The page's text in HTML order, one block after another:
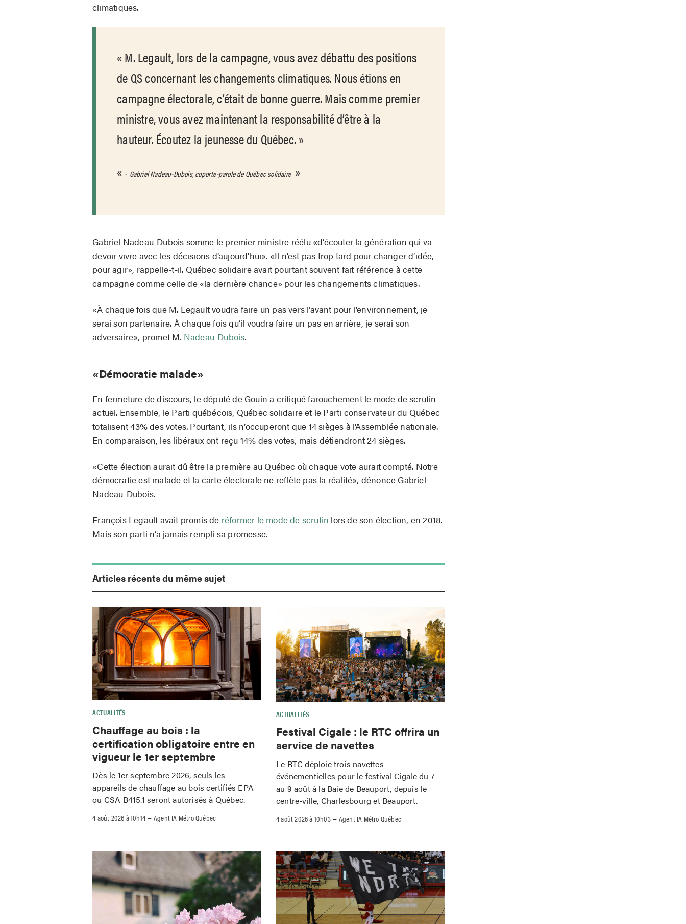
climatiques.
M. Legault, lors de la campagne, vous avez débattu des positions
de QS concernant les changements climatiques. Nous étions en
campagne électorale, c’était de bonne guerre. Mais comme premier
ministre, vous avez maintenant la responsabilité d’être à la
hauteur. Écoutez la jeunesse du Québec.
Gabriel Nadeau-Dubois, coporte-parole de Québec solidaire
Gabriel Nadeau-Dubois somme le premier ministre réélu «d’écouter la génération qui va
devoir vivre avec les décisions d’aujourd’hui». «Il n’est pas trop tard pour changer d’idée,
pour agir», rappelle-t-il. Québec solidaire avait pourtant souvent fait référence à cette
campagne comme celle de «la dernière chance» pour les changements climatiques.
«À chaque fois que M. Legault voudra faire un pas vers l’avant pour l’environnement, je
serai son partenaire. À chaque fois qu’il voudra faire un pas en arrière, je serai son
adversaire», promet M. Nadeau-Dubois.
«Démocratie malade»
En fermeture de discours, le député de Gouin a critiqué farouchement le mode de scrutin
actuel. Ensemble, le Parti québécois, Québec solidaire et le Parti conservateur du Québec
totalisent 43% des votes. Pourtant, ils n’occuperont que 14 sièges à l’Assemblée nationale.
En comparaison, les libéraux ont reçu 14% des votes, mais détiendront 24 sièges.
«Cette élection aurait dû être la première au Québec où chaque vote aurait compté. Notre
démocratie est malade et la carte électorale ne reflète pas la réalité», dénonce Gabriel
Nadeau-Dubois.
François Legault avait promis de réformer le mode de scrutin lors de son élection, en 2018.
Mais son parti n’a jamais rempli sa promesse.
Articles récents du même sujet
ACTUALITÉS
Chauffage au bois : la
certification obligatoire entre en
vigueur le 1er septembre
Dès le 1er septembre 2026, seuls les
appareils de chauffage au bois certifiés EPA
ou CSA B415.1 seront autorisés à Québec.
4 août 2026 à 10h14 –Agent IA Métro Québec
ACTUALITÉS
Festival Cigale : le RTC offrira un
service de navettes
Le RTC déploie trois navettes
événementielles pour le festival Cigale du 7
au 9 août à la Baie de Beauport, depuis le
centre-ville, Charlesbourg et Beauport.
4 août 2026 à 10h03–Agent IA Métro Québec